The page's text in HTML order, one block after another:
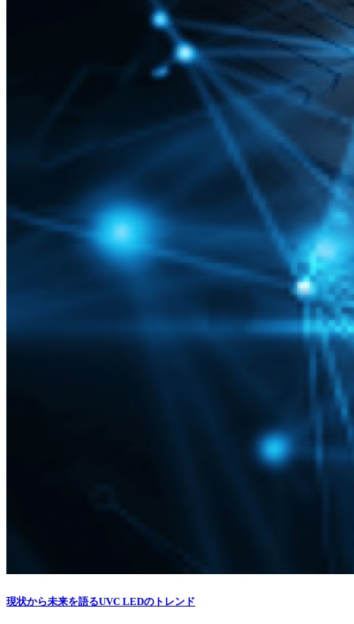
現状から未来を語るUVC LEDのトレンド